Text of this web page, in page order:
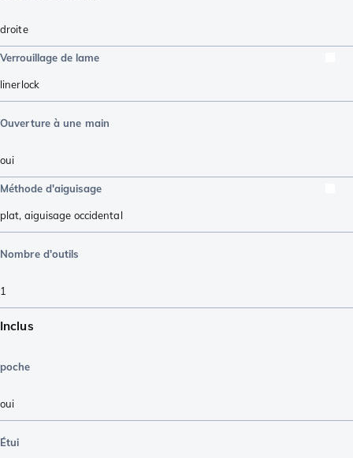
droite
Verrouillage de lame
linerlock
Ouverture à une main
oui
Méthode d'aiguisage
plat, aiguisage occidental
Nombre d'outils
1
Inclus
poche
oui
Étui